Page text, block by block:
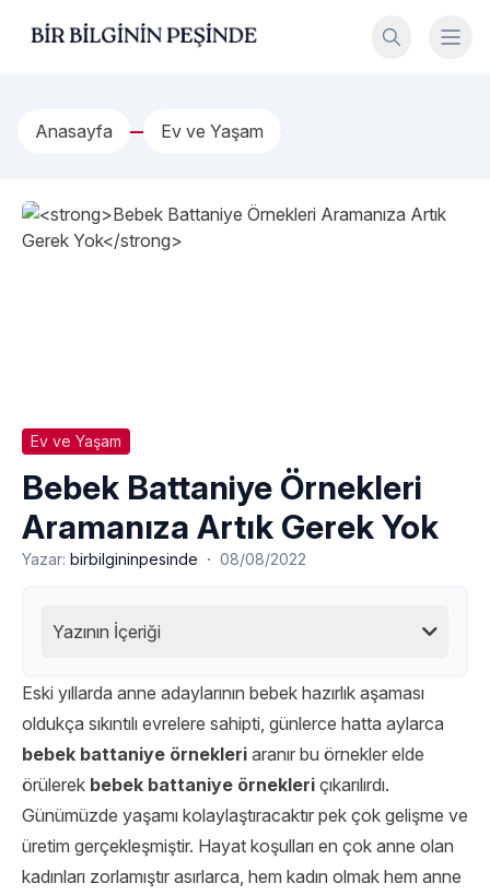
Bir Bilginin Peşinde!
Anasayfa Ev ve Yaşam
Ev ve Yaşam
Bebek Battaniye Örnekleri
Aramanıza Artık Gerek Yok
Yazar: birbilgininpesinde · 08/08/2022
Yazının İçeriği
Eski yıllarda anne adaylarının bebek hazırlık aşaması
oldukça sıkıntılı evrelere sahipti, günlerce hatta aylarca
bebek battaniye örnekleri aranır bu örnekler elde
örülerek bebek battaniye örnekleri çıkarılırdı.
Günümüzde yaşamı kolaylaştıracaktır pek çok gelişme ve
üretim gerçekleşmiştir. Hayat koşulları en çok anne olan
kadınları zorlamıştır asırlarca, hem kadın olmak hem anne